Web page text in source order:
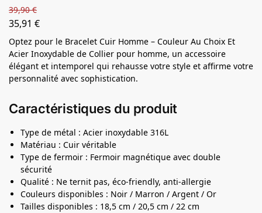
39,90€
35,91 €
Optez pour le Bracelet Cuir Homme – Couleur Au Choix Et
Acier Inoxydable de Collier pour homme, un accessoire
élégant et intemporel qui rehausse votre style et affirme votre
personnalité avec sophistication.
Caractéristiques du produit
Type de métal : Acier inoxydable 316L
Matériau : Cuir véritable
Type de fermoir : Fermoir magnétique avec double
sécurité
Qualité : Ne ternit pas, éco-friendly, anti-allergie
Couleurs disponibles : Noir / Marron / Argent / Or
Tailles disponibles : 18,5 cm / 20,5 cm / 22 cm